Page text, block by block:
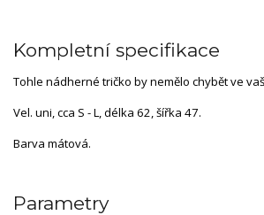
Kompletní specifikace
Tohle nádherné tričko by nemělo chybět ve
Vel. uni, cca S - L, délka 62, šířka 47.
Barva mátová.
Parametry